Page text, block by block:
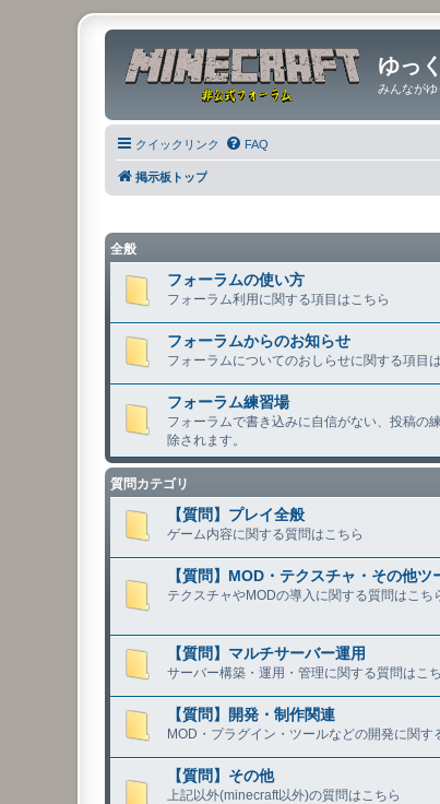
ゆっ
みんながゆ
クイックリンク FAQ
掲示板トップ
全般
フォーラムの使い方
フォーラム利用に関する項目はこちら
フォーラムからのお知らせ
フォーラムについてのおしらせに関する項目
フォーラム練習場
フォーラムで書き込みに自信がない、投稿の
除されます。
質問カテゴリ
【質問】プレイ全般
ゲーム内容に関する質問はこちら
【質問】MOD・テクスチャ・その他ツ
テクスチャやMODの導入に関する質問はこち
【質問】マルチサーバー運用
サーバー構築・運用・管理に関する質問はこ
【質問】開発・制作関連
MOD・プラグイン・ツールなどの開発に関す
【質問】その他
上記以外(minecraft以外)の質問はこちら